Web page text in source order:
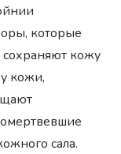
которые
кожу
кожи,
сала.